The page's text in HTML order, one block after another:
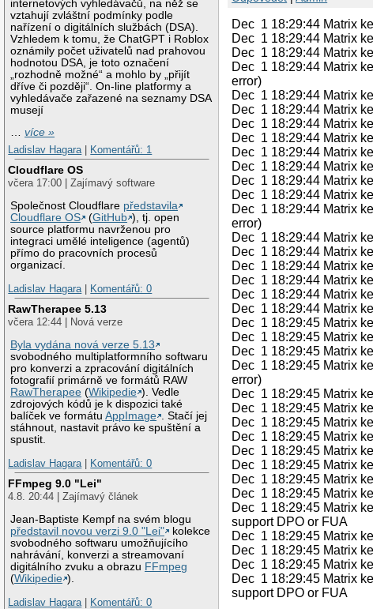
internetových vyhledávačů, na něž se
vztahují zvláštní podmínky podle
nařízení o digitálních službách (DSA).
Vzhledem k tomu, že ChatGPT i Roblox
oznámily počet uživatelů nad prahovou
hodnotou DSA, je toto označení
„rozhodně možné“ a mohlo by „přijít
dříve či později“. On-line platformy a
vyhledávače zařazené na seznamy DSA
musejí
…více »
Ladislav Hagara
Komentářů: 1
Cloudflare OS
včera 17:00 | Zajímavý software
Společnost Cloudflare představila
Cloudflare OS
(GitHub ), tj. open
source platformu navrženou pro
integraci umělé inteligence (agentů)
přímo do pracovních procesů
organizací.
Ladislav Hagara
Komentářů: 0
RawTherapee 5.13
včera 12:44 | Nová verze
Byla vydána nová verze 5.13
svobodného multiplatformního softwaru
pro konverzi a zpracování digitálních
fotografií primárně ve formátů RAW
RawTherapee (Wikipedie ). Vedle
zdrojových kódů je k dispozici také
balíček ve formátuAppImage . Stačí jej
stáhnout, nastavit právo ke spuštění a
spustit.
Ladislav Hagara
Komentářů: 0
FFmpeg 9.0 "Lei"
4.8. 20:44 | Zajímavý článek
Jean-Baptiste Kempf na svém blogu
představil novou verzi 9.0 "Lei"
kolekce
svobodného softwaru umožňujícího
nahrávání, konverzi a streamovaní
digitálního zvuku a obrazu FFmpeg
(Wikipedie ).
Ladislav Hagara
Komentářů: 0
Dec 1 18:29:44 Matrix
Dec 1 18:29:44 Matrix
Dec 1 18:29:44 Matrix
Dec 1 18:29:44 Matrix
error)
Dec 1 18:29:44 Matrix
Dec 1 18:29:44 Matrix
Dec 1 18:29:44 Matrix
Dec 1 18:29:44 Matrix
Dec 1 18:29:44 Matrix
Dec 1 18:29:44 Matrix
Dec 1 18:29:44 Matrix
Dec 1 18:29:44 Matrix
Dec 1 18:29:44 Matrix
error)
Dec 1 18:29:44 Matrix
Dec 1 18:29:44 Matrix
Dec 1 18:29:44 Matrix
Dec 1 18:29:44 Matrix
Dec 1 18:29:44 Matrix
Dec 1 18:29:44 Matrix
Dec 1 18:29:45 Matrix
Dec 1 18:29:45 Matrix
Dec 1 18:29:45 Matrix
Dec 1 18:29:45 Matrix
error)
Dec 1 18:29:45 Matrix
Dec 1 18:29:45 Matrix
Dec 1 18:29:45 Matrix
Dec 1 18:29:45 Matrix
Dec 1 18:29:45 Matrix
Dec 1 18:29:45 Matrix
Dec 1 18:29:45 Matrix
Dec 1 18:29:45 Matrix
Dec 1 18:29:45 Matrix
support DPO or FUA
Dec 1 18:29:45 Matrix
Dec 1 18:29:45 Matrix
Dec 1 18:29:45 Matrix
Dec 1 18:29:45 Matrix
support DPO or FUA